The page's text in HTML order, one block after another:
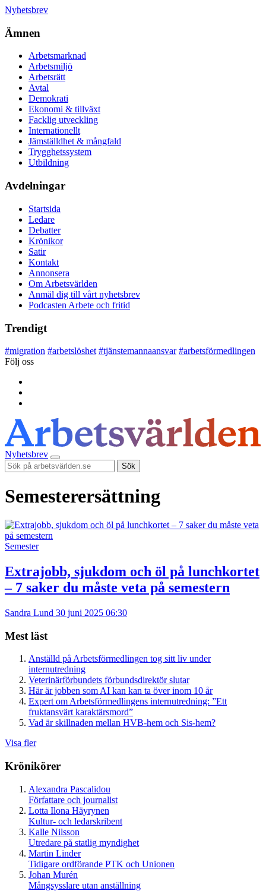
Nyhetsbrev
Ämnen
Arbetsmarknad
Arbetsmiljö
Arbetsrätt
Avtal
Demokrati
Ekonomi & tillväxt
Facklig utveckling
Internationellt
Jämställdhet & mångfald
Trygghetssystem
Utbildning
Avdelningar
Startsida
Ledare
Debatter
Krönikor
Satir
Kontakt
Annonsera
Om Arbetsvärlden
Anmäl dig till vårt nyhetsbrev
Podcasten Arbete och fritid
Trendigt
#migration #arbetslöshet #tjänstemannaansvar #arbetsförmedlingen
Följ oss
Nyhetsbrev
Sök
Semesterersättning
Semester
Extrajobb, sjukdom och öl på lunchkortet
– 7 saker du måste veta på semestern
Sandra Lund 30 juni 2025 06:30
Mest läst
Anställd på Arbetsförmedlingen tog sitt liv under
internutredning
Veterinärförbundets förbundsdirektör slutar
Här är jobben som AI kan kan ta över inom 10 år
Expert om Arbetsförmedlingens internutredning: ”Ett
fruktansvärt karaktärsmord”
Vad är skillnaden mellan HVB-hem och Sis-hem?
Visa fler
Krönikörer
Alexandra Pascalidou
Författare och journalist
Lotta Ilona Häyrynen
Kultur- och ledarskribent
Kalle Nilsson
Utredare på statlig myndighet
Martin Linder
Tidigare ordförande PTK och Unionen
Johan Murén
Mångsysslare utan anställning